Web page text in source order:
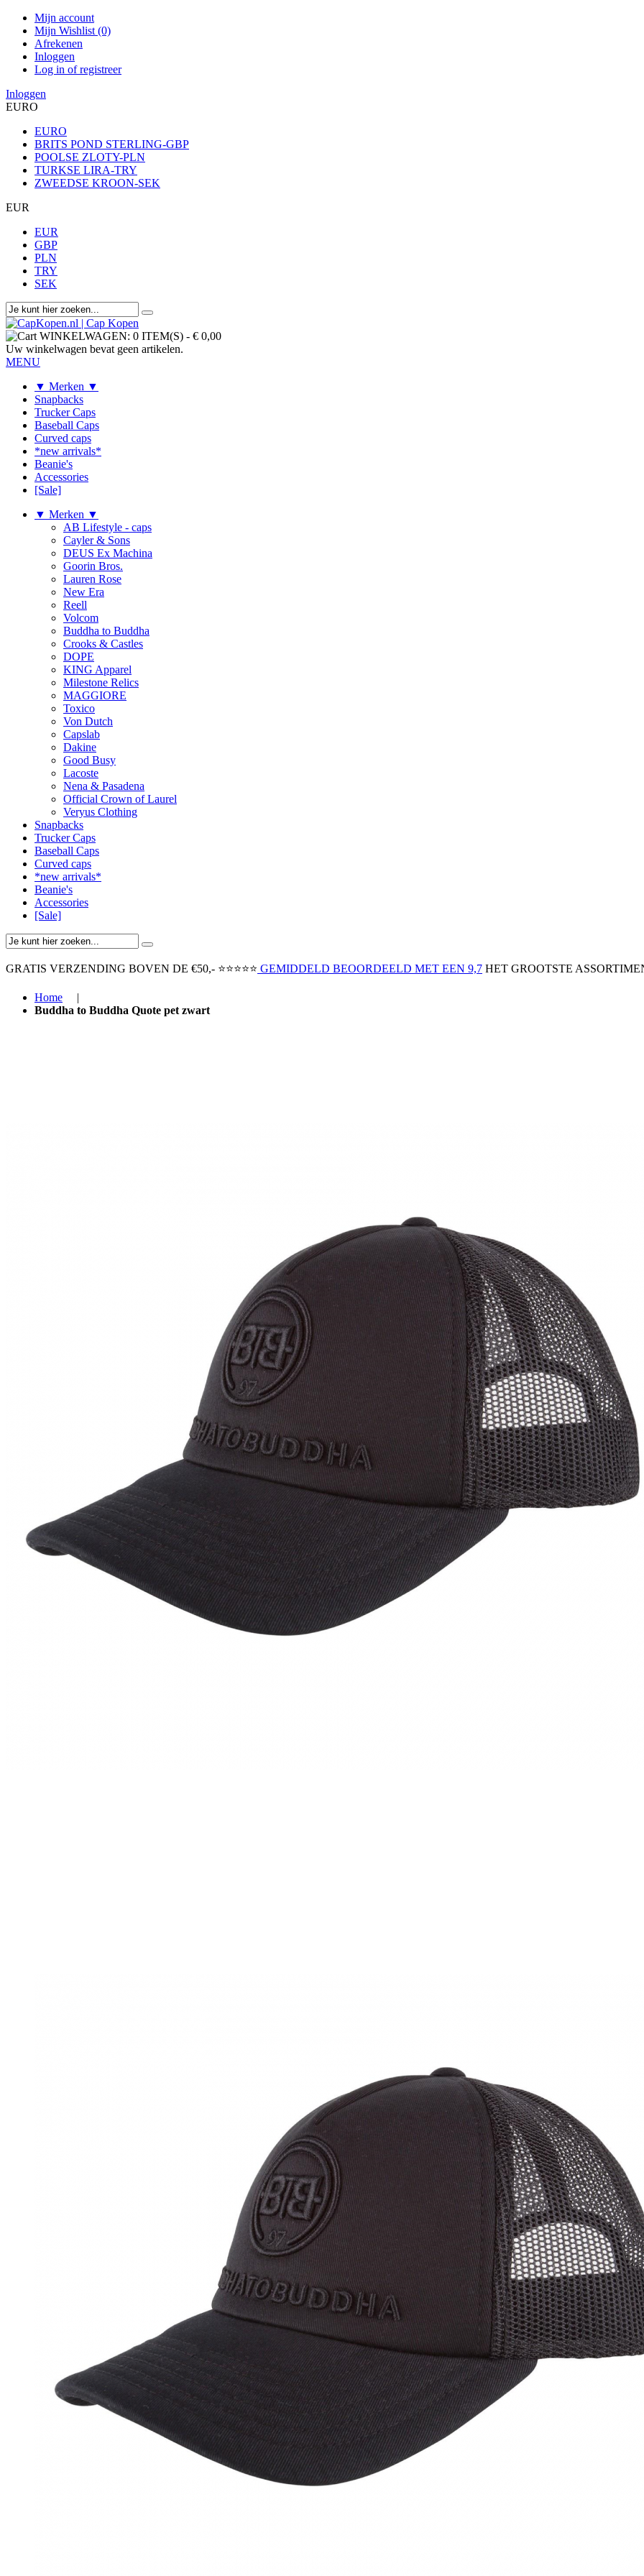
Mijn account
Mijn Wishlist (0)
Afrekenen
Inloggen
Log in of registreer
Inloggen
EURO
EURO
BRITS POND STERLING-GBP
POOLSE ZLOTY-PLN
TURKSE LIRA-TRY
ZWEEDSE KROON-SEK
EUR
EUR
GBP
PLN
TRY
SEK
WINKELWAGEN: 0 ITEM(S) - € 0,00
Uw winkelwagen bevat geen artikelen.
MENU
▼ Merken ▼
Snapbacks
Trucker Caps
Baseball Caps
Curved caps
*new arrivals*
Beanie's
Accessories
[Sale]
▼ Merken ▼
AB Lifestyle - caps
Cayler & Sons
DEUS Ex Machina
Goorin Bros.
Lauren Rose
New Era
Reell
Volcom
Buddha to Buddha
Crooks & Castles
DOPE
KING Apparel
Milestone Relics
MAGGIORE
Toxico
Von Dutch
Capslab
Dakine
Good Busy
Lacoste
Nena & Pasadena
Official Crown of Laurel
Veryus Clothing
Snapbacks
Trucker Caps
Baseball Caps
Curved caps
*new arrivals*
Beanie's
Accessories
[Sale]
GRATIS VERZENDING BOVEN ​DE €50,-​ ⭐⭐⭐⭐⭐ GEMIDDELD BEOORDEELD MET EEN 9,7 HET GROOTSTE
Home
|
Buddha to Buddha Quote pet zwart